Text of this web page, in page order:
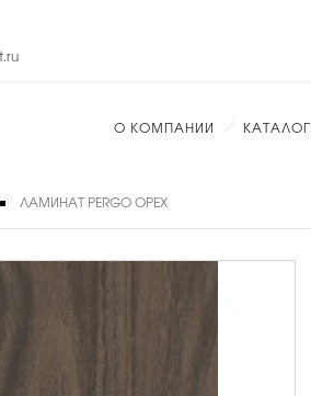
О КОМПАНИИ КАТАЛОГ
ЛАМИНАТ PERGO ОРЕХ